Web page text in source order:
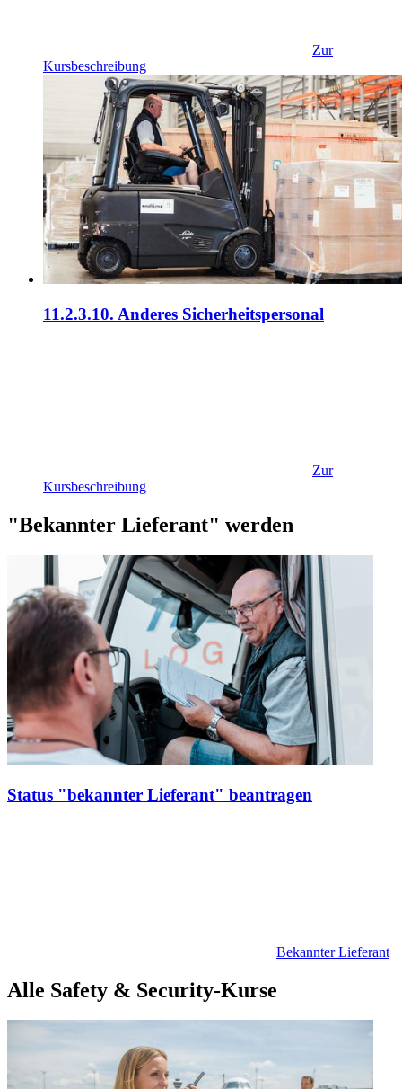
Zur
Kursbeschreibung
11.2.3.10. Anderes Sicherheitspersonal
Zur
Kursbeschreibung
"Bekannter Lieferant" werden
Status "bekannter Lieferant" beantragen
Bekannter Lieferant
Alle Safety & Security-Kurse